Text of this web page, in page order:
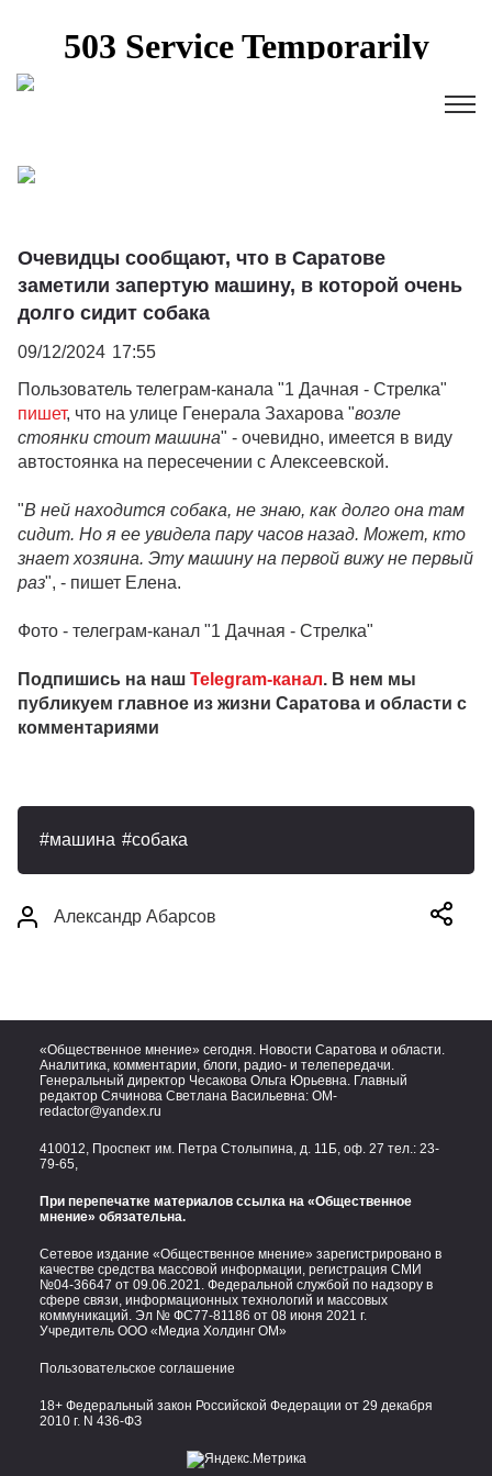
Очевидцы сообщают, что в Саратове
заметили запертую машину, в которой очень
долго сидит собака
09/12/2024 17:55
Пользователь телеграм-канала "1 Дачная - Стрелка"
пишет, что на улице Генерала Захарова "возле
стоянки стоит машина" - очевидно, имеется в виду
автостоянка на пересечении с Алексеевской.
"В ней находится собака, не знаю, как долго она там
сидит. Но я ее увидела пару часов назад. Может, кто
знает хозяина. Эту машину на первой вижу не первый
раз", - пишет Елена.
Фото - телеграм-канал "1 Дачная - Стрелка"
Подпишись на наш Telegram-канал. В нем мы
публикуем главное из жизни Саратова и области с
комментариями
машина собака
Александр Абарсов
«Общественное мнение» сегодня. Новости Саратова и области.
Аналитика, комментарии, блоги, радио- и телепередачи.
Генеральный директор Чесакова Ольга Юрьевна. Главный
редактор Сячинова Светлана Васильевна: OM-
redactor@yandex.ru
410012, Проспект им. Петра Столыпина, д. 11Б, оф. 27 тел.: 23-
79-65,
При перепечатке материалов ссылка на «Общественное
мнение» обязательна.
Сетевое издание «Общественное мнение» зарегистрировано в
качестве средства массовой информации, регистрация СМИ
№04-36647 от 09.06.2021. Федеральной службой по надзору в
сфере связи, информационных технологий и массовых
коммуникаций. Эл № ФС77-81186 от 08 июня 2021 г.
Учредитель ООО «Медиа Холдинг ОМ»
Пользовательское соглашение
18+ Федеральный закон Российской Федерации от 29 декабря
2010 г. N 436-ФЗ